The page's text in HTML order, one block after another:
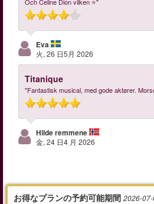
Eva
火, 26 日5月 2026
Titanique
"Fantastisk musical, med gode aktører.
Hilde remmene
金, 24 日4 月 2026
お得なプランの予約可能期間 2026-